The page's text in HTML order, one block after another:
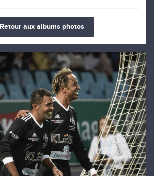
Retour aux albums photos